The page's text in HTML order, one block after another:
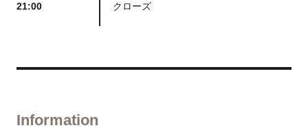
21:00 クローズ
Information